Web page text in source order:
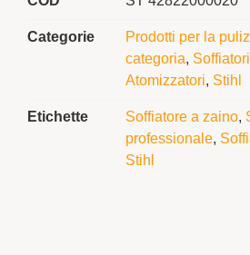
Categorie Prodotti per la
categoria, Soffiatori
Atomizzatori, Stihl
Etichette Soffiatore a zaino,
professionale,
Stihl